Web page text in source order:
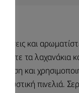
και
τα λαχανάκια
και
πινελιά.